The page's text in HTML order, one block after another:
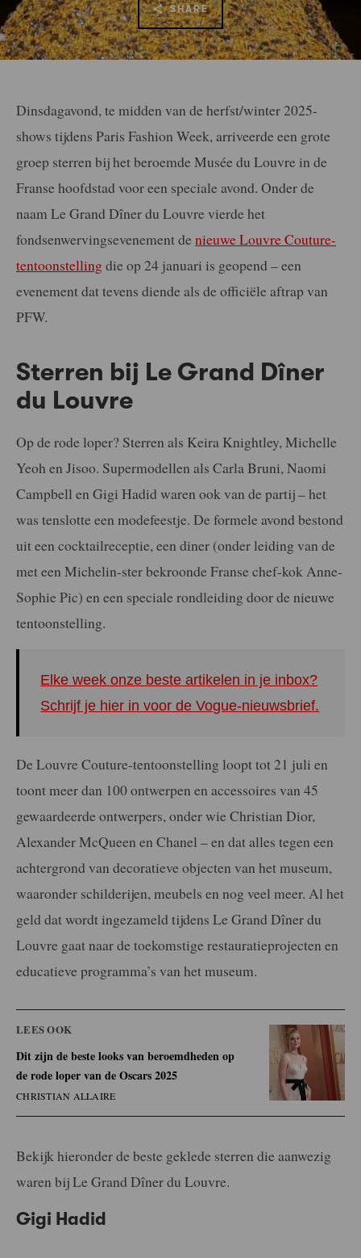
SHARE
Dinsdagavond, te midden van de herfst/winter 2025-
shows tijdens Paris Fashion Week, arriveerde een grote
groep sterren bij het beroemde Musée du Louvre in de
Franse hoofdstad voor een speciale avond. Onder de
naam Le Grand Dîner du Louvre vierde het
fondsenwervingsevenement de nieuwe Louvre Couture-
tentoonstellingdie op 24 januari is geopend – een
evenement dat tevens diende als de officiële aftrap van
PFW.
Sterren bij Le Grand Dîner
du Louvre
Op de rode loper? Sterren als Keira Knightley, Michelle
Yeoh en Jisoo. Supermodellen als Carla Bruni, Naomi
Campbell en Gigi Hadid waren ook van de partij – het
was tenslotte een modefeestje. De formele avond bestond
uit een cocktailreceptie, een diner (onder leiding van de
met een Michelin-ster bekroonde Franse chef-kok Anne-
Sophie Pic) en een speciale rondleiding door de nieuwe
tentoonstelling.
Elke week onze beste artikelen in je inbox?
Schrijf je hier in voor de Vogue-nieuwsbrief.
De Louvre Couture-tentoonstelling loopt tot 21 juli en
toont meer dan 100 ontwerpen en accessoires van 45
gewaardeerde ontwerpers, onder wie Christian Dior,
Alexander McQueen en Chanel – en dat alles tegen een
achtergrond van decoratieve objecten van het museum,
waaronder schilderijen, meubels en nog veel meer. Al het
geld dat wordt ingezameld tijdens Le Grand Dîner du
Louvre gaat naar de toekomstige restauratieprojecten en
educatieve programma’s van het museum.
LEES OOK
Dit zijn de beste looks van beroemdheden op
de rode loper van de Oscars 2025
CHRISTIAN ALLAIRE
Bekijk hieronder de beste geklede sterren die aanwezig
waren bij Le Grand Dîner du Louvre.
Gigi Hadid